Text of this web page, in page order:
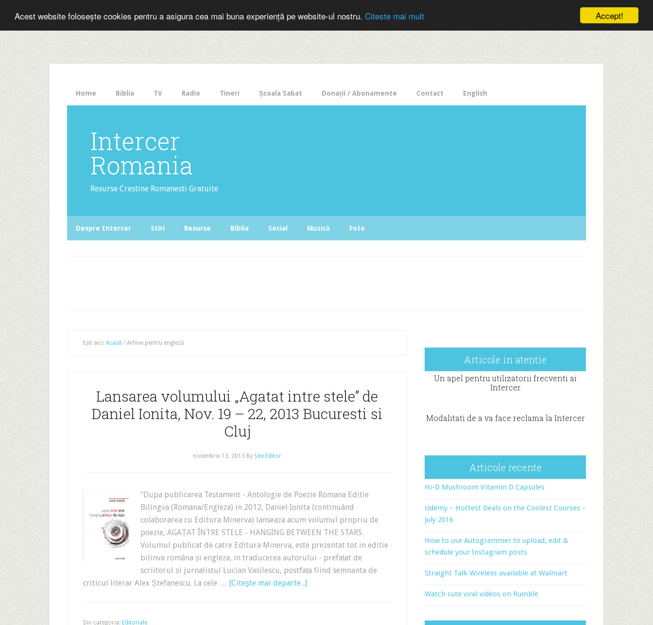
Accept!
Acest website folosește cookies pentru a asigura cea mai buna experiență pe website-ul nostru. Citeste mai mult
The
HelloBar
- a
little
bar
that
gets
noticed!
Home Biblia TV Radio Tineri Școala Sabat Donații / Abonamente Contact English
Intercer
Romania
Resurse Crestine Romanesti Gratuite
Despre Intercer Stiri Resurse Biblia Social Muzică Foto
Ești aici: Acasă / Arhive pentru engleză
Lansarea volumului „Agatat intre stele” de
Daniel Ionita, Nov. 19 – 22, 2013 Bucuresti si
Cluj
noiembrie 13, 2013 By Site Editor
"Dupa publicarea Testament - Antologie de Poezie Romana Editie
Bilingva (Romana/Engleza) in 2012, Daniel Ionita (continuând
colaborarea cu Editura Minerva) lanseaza acum volumul propriu de
poezie, AGAȚAT ÎNTRE STELE - HANGING BETWEEN THE STARS.
Volumul publicat de catre Editura Minerva, este prezentat tot in editie
bilinva româna și engleza, in traducerea autorului - prefațat de
scriitorul și jurnalistul Lucian Vasilescu, postfața fiind semnanta de
criticul literar Alex Ștefanescu. La cele … [Citeşte mai departe...]
Din categoria: Editoriale
Articole in atentie
Un apel pentru utilizatorii frecventi ai
Intercer
Modalitati de a va face reclama la Intercer
Articole recente
Hi-D Mushroom Vitamin D Capsules
Udemy – Hottest Deals on the Coolest Courses –
July 2016
How to use Autogrammer to upload, edit &
schedule your Instagram posts
Straight Talk Wireless available at Walmart
Watch cute viral videos on Rumble